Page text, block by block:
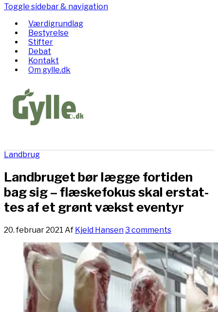
Toggle sidebar & navigation
Værdigrundlag
Bestyrelse
Stifter
Debat
Kontakt
Om gylle.dk
Landbrug
Land­bru­get bør læg­ge for­ti­den
bag sig – flæ­ske­fo­kus skal er­stat­
tes af et grønt væk­st e­ven­tyr
20. februar 2021 Af Kjeld Hansen3 comments